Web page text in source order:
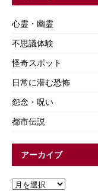
心霊・幽霊
不思議体験
怪奇スポット
日常に潜む恐怖
怨念・呪い
都市伝説
アーカイブ